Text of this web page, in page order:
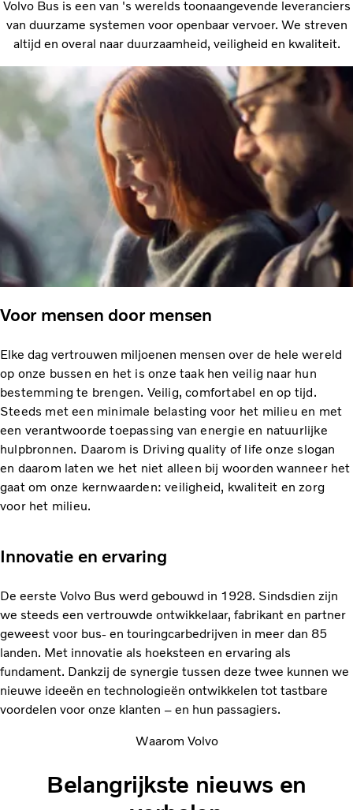
Volvo Bus is een van 's werelds toonaangevende leveranciers
van duurzame systemen voor openbaar vervoer. We streven
altijd en overal naar duurzaamheid, veiligheid en kwaliteit.
Voor mensen door mensen
Elke dag vertrouwen miljoenen mensen over de hele wereld
op onze bussen en het is onze taak hen veilig naar hun
bestemming te brengen. Veilig, comfortabel en op tijd.
Steeds met een minimale belasting voor het milieu en met
een verantwoorde toepassing van energie en natuurlijke
hulpbronnen. Daarom is Driving quality of life onze slogan
en daarom laten we het niet alleen bij woorden wanneer het
gaat om onze kernwaarden: veiligheid, kwaliteit en zorg
voor het milieu.
Innovatie en ervaring
De eerste Volvo Bus werd gebouwd in 1928. Sindsdien zijn
we steeds een vertrouwde ontwikkelaar, fabrikant en partner
geweest voor bus- en touringcarbedrijven in meer dan 85
landen. Met innovatie als hoeksteen en ervaring als
fundament. Dankzij de synergie tussen deze twee kunnen we
nieuwe ideeën en technologieën ontwikkelen tot tastbare
voordelen voor onze klanten – en hun passagiers.
Waarom Volvo
Belangrijkste nieuws en